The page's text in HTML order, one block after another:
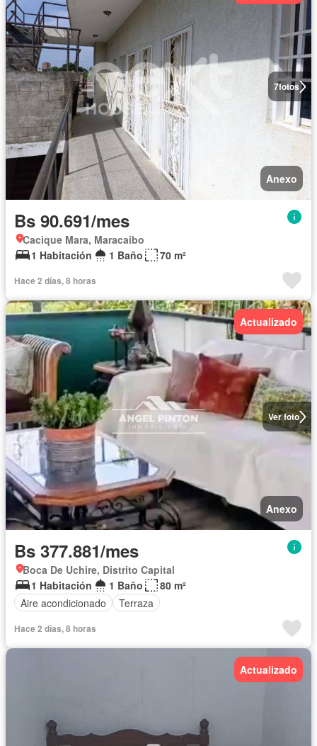
7fotos
Anexo
Bs 90.691/mes
Cacique Mara, Maracaibo
1 Habitación
1 Baño 70 m²
Hace 2 días, 8 horas
Ver foto
Actualizado
Anexo
Bs 377.881/mes
Boca De Uchire, Distrito Capital
1 Habitación
1 Baño
80 m²
Aire acondicionado
Terraza
Hace 2 días, 8 horas
Actualizado